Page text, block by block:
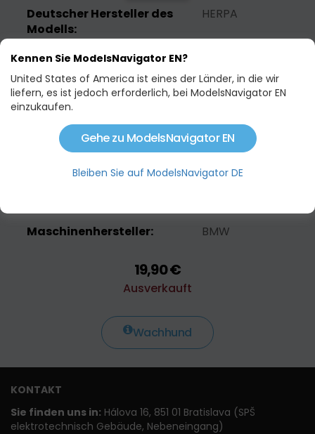
Deutscher Hersteller des
Modells:
HERPA
Bestellcode:
Rahmen:
1:32
Material:
4893351570706
Maschinenhersteller: BMW
19,90 €
Ausverkauft
Wachhund
KONTAKT
Sie finden uns in: Hálova 16, 851 01 Bratislava (SPŠ
elektrotechnisch Gebäude, Nebeneingang)
Kennen Sie ModelsNavigator EN?
United States of America ist eines der Länder, in die wir
liefern, es ist jedoch erforderlich, bei ModelsNavigator EN
einzukaufen.
Gehe zu ModelsNavigator EN
Bleiben Sie auf ModelsNavigator DE